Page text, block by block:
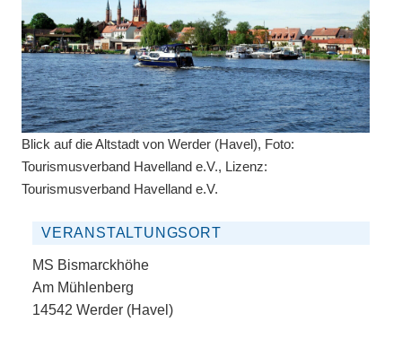
Blick auf die Altstadt von Werder (Havel), Foto:
Tourismusverband Havelland e.V., Lizenz:
Tourismusverband Havelland e.V.
VERANSTALTUNGSORT
MS Bismarckhöhe
Am Mühlenberg
14542 Werder (Havel)